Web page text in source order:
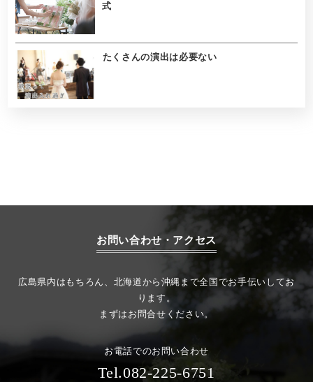
式
たくさんの演出は必要ない
お問い合わせ・アクセス
広島県内はもちろん、北海道から沖縄まで全国でお手伝いしてお
ります。
まずはお問合せください。
お電話でのお問い合わせ
Tel.082-225-6751